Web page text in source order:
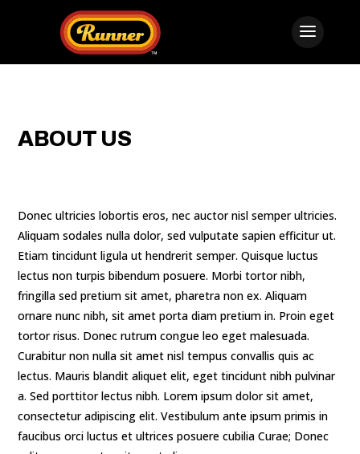
ABOUT US
Donec ultricies lobortis eros, nec auctor nisl semper ultricies.
Aliquam sodales nulla dolor, sed vulputate sapien efficitur ut.
Etiam tincidunt ligula ut hendrerit semper. Quisque luctus
lectus non turpis bibendum posuere. Morbi tortor nibh,
fringilla sed pretium sit amet, pharetra non ex. Aliquam
ornare nunc nibh, sit amet porta diam pretium in. Proin eget
tortor risus. Donec rutrum congue leo eget malesuada.
Curabitur non nulla sit amet nisl tempus convallis quis ac
lectus. Mauris blandit aliquet elit, eget tincidunt nibh pulvinar
a. Sed porttitor lectus nibh. Lorem ipsum dolor sit amet,
consectetur adipiscing elit. Vestibulum ante ipsum primis in
faucibus orci luctus et ultrices posuere cubilia Curae; Donec